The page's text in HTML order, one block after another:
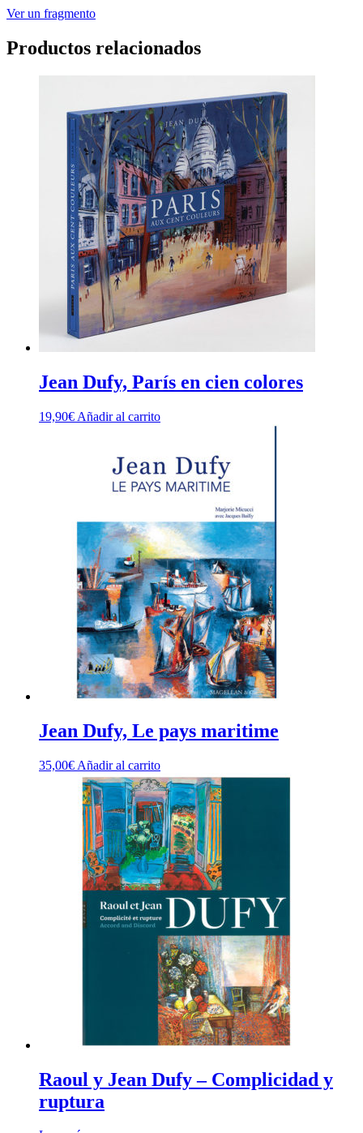
Ver un fragmento
Productos relacionados
Jean Dufy, París en cien colores
19,90€ Añadir al carrito
Jean Dufy, Le pays maritime
35,00€ Añadir al carrito
Raoul y Jean Dufy – Complicidad y
ruptura